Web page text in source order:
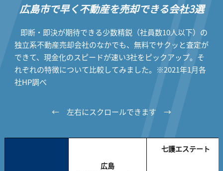
広島市で早く不動産を売却できる会社3選
即断・即決が期待できる少数精鋭（社員数10人以下）の
独立系不動産売却会社のなかでも、無料でサクッと査定が
できて、現金化のスピードが速い3社をピックアップ。そ
れぞれの特徴について比較してみました。※2021年1月各
社HP調べ
← 左右にスクロールできます →
広島
七護エステート